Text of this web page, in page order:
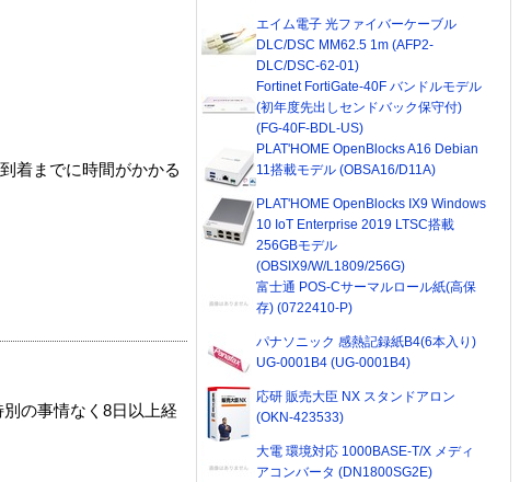
着までに時間がかかる
の事情なく8日以上経
エイム電子 光ファイバーケーブル
DLC/DSC MM62.5 1m (AFP2-
DLC/DSC-62-01)
Fortinet FortiGate-40F バンドルモデル
(初年度先出しセンドバック保守付)
(FG-40F-BDL-US)
PLAT'HOME OpenBlocks A16 Debian
11搭載モデル (OBSA16/D11A)
PLAT'HOME OpenBlocks IX9 Windows
10 IoT Enterprise 2019 LTSC搭載
256GBモデル
(OBSIX9/W/L1809/256G)
富士通 POS-Cサーマルロール紙(高保
存) (0722410-P)
パナソニック 感熱記録紙B4(6本入り)
UG-0001B4 (UG-0001B4)
応研 販売大臣 NX スタンドアロン
(OKN-423533)
大電 環境対応 1000BASE-T/X メディ
アコンバータ (DN1800SG2E)